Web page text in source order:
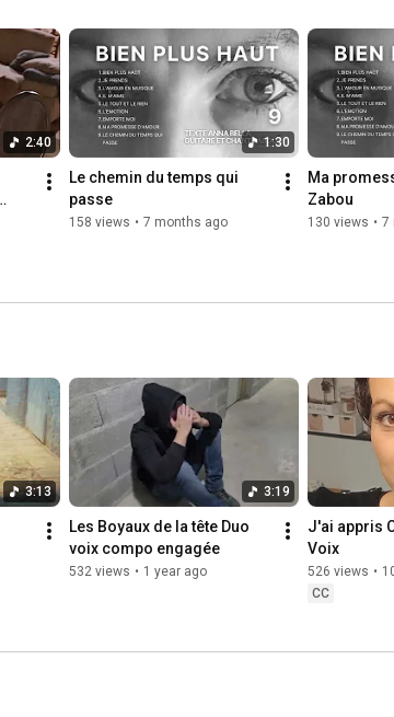
2:40 1:30
Le chemin du temps qui
158 views • 7 months ago
Ma
Zabou
130 views • 7
3:13 3:19
Les Boyaux de la tête Duo
voix compo engagée
532 views • 1 year ago
J'ai appris
Voix
526 views •
CC